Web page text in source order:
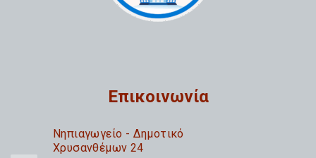
Επικοινωνία
Nηπιαγωγείο - Δημοτικό
Χρυσανθέμων 24